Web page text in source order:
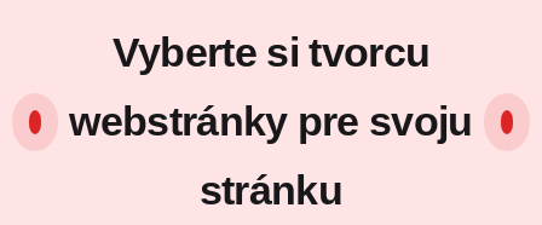
Vyberte si tvorcu
webstránky pre svoju
stránku